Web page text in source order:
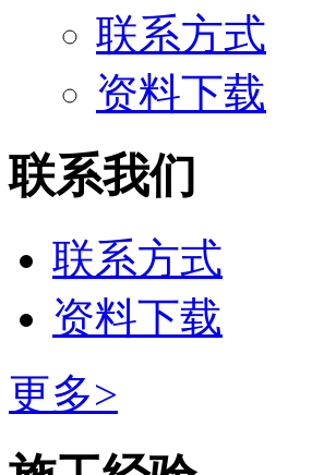
联系方式
资料下载
联系我们
联系方式
资料下载
更多>